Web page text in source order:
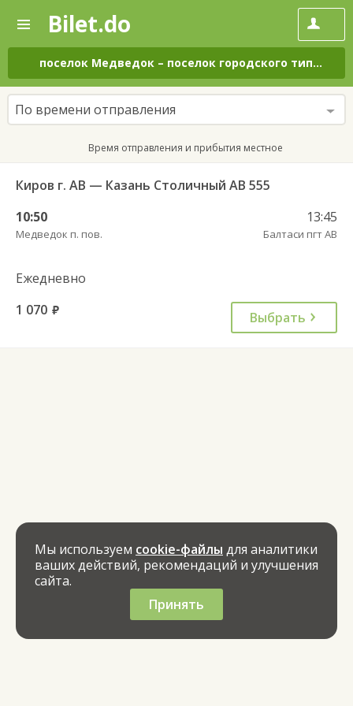
—
Поиск
и
покупка
билетов
на
автобус
онлайн
Bilet.do
поселок Медведок – поселок городского типа Балтаси
По времени отправления
Время отправления и прибытия местное
Киров г. АВ — Казань Столичный АВ 555
10:50
Медведок п. пов.
13:45
Балтаси пгт АВ
Ежедневно
1 070 руб. Выбрать
Мы используем cookie-файлы для аналитики
ваших действий, рекомендаций и улучшения
сайта.
Принять